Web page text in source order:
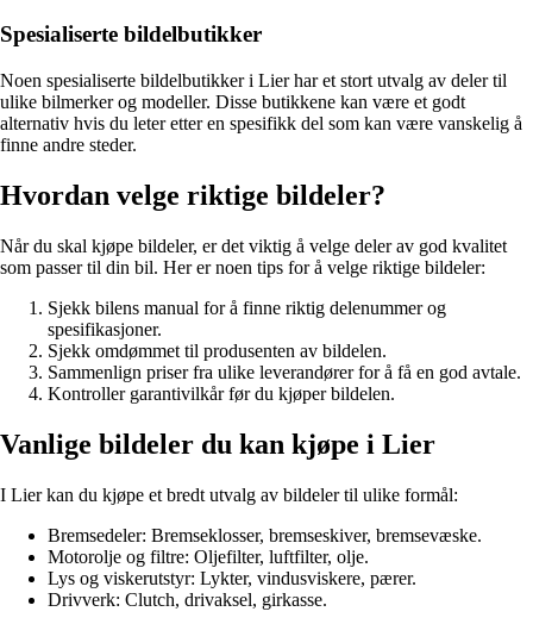
Spesialiserte bildelbutikker
Noen spesialiserte bildelbutikker i Lier har et stort utvalg av deler til
ulike bilmerker og modeller. Disse butikkene kan være et godt
alternativ hvis du leter etter en spesifikk del som kan være vanskelig å
finne andre steder.
Hvordan velge riktige bildeler?
Når du skal kjøpe bildeler, er det viktig å velge deler av god kvalitet
som passer til din bil. Her er noen tips for å velge riktige bildeler:
Sjekk bilens manual for å finne riktig delenummer og
spesifikasjoner.
Sjekk omdømmet til produsenten av bildelen.
Sammenlign priser fra ulike leverandører for å få en god avtale.
Kontroller garantivilkår før du kjøper bildelen.
Vanlige bildeler du kan kjøpe i Lier
I Lier kan du kjøpe et bredt utvalg av bildeler til ulike formål:
Bremsedeler: Bremseklosser, bremseskiver, bremsevæske.
Motorolje og filtre: Oljefilter, luftfilter, olje.
Lys og viskerutstyr: Lykter, vindusviskere, pærer.
Drivverk: Clutch, drivaksel, girkasse.